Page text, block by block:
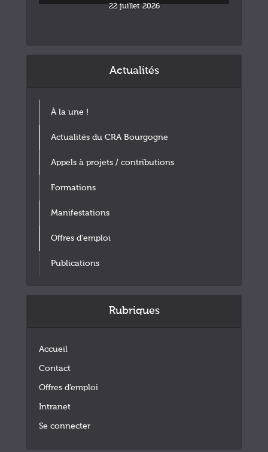
22 juillet 2026
Actualités
À la une !
Actualités du CRA Bourgogne
Appels à projets / contributions
Formations
Manifestations
Offres d'emploi
Publications
Rubriques
Accueil
Contact
Offres d’emploi
Intranet
Se connecter